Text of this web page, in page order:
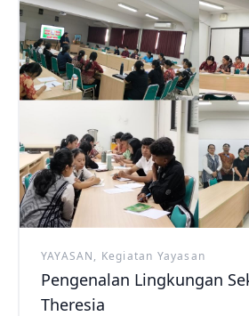
YAYASAN, Kegiatan Yayasan
Pengenalan Lingkungan
Theresia